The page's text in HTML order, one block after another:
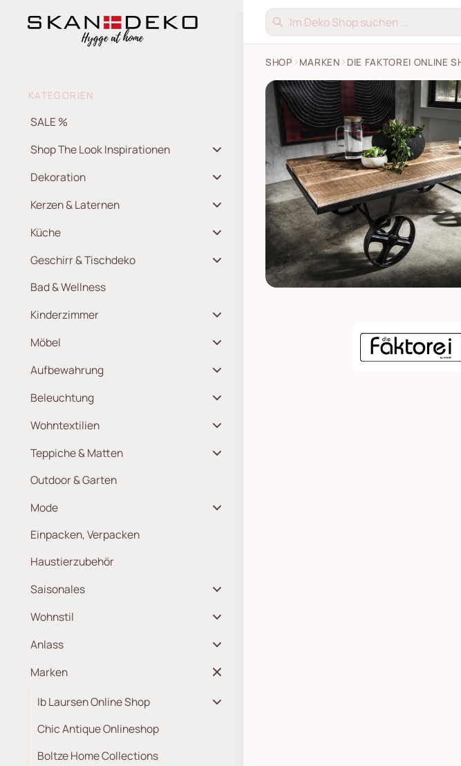
KATEGORIEN
SALE %
Shop The Look Inspirationen
Dekoration
Kerzen & Laternen
Küche
Geschirr & Tischdeko
Bad & Wellness
Kinderzimmer
Möbel
Aufbewahrung
Beleuchtung
Wohntextilien
Teppiche & Matten
Outdoor & Garten
Mode
Einpacken, Verpacken
Haustierzubehör
Saisonales
Wohnstil
Anlass
Marken
Ib Laursen Online Shop
Chic Antique Onlineshop
Boltze Home Collections
SHOP MARKEN DIE FAKTOREI ONLINE